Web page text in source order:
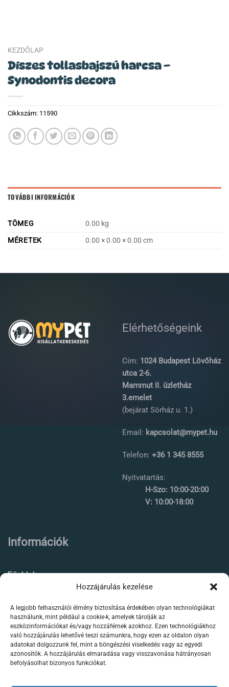
Hozzájárulás kezelése
A legjobb felhasználói élmény biztosítása érdekében olyan technológiákat
használunk, mint például a cookie-k, amelyek tárolják az
eszközinformációkat és/vagy hozzáférnek azokhoz. Ezen technológiákhoz
való hozzájárulás lehetővé teszi számunkra, hogy ezen az oldalon olyan
adatokat dolgozzunk fel, mint a böngészési viselkedés vagy az egyedi
azonosítók. A hozzájárulás elmaradása vagy visszavonása hátrányosan
befolyásolhat bizonyos funkciókat.
KEZDŐLAP
Díszes tollasbajszú harcsa –
Synodontis decora
Cikkszám: 11590
TOVÁBBI INFORMÁCIÓK
TÖMEG
0.00 kg
MÉRETEK
0.00 × 0.00 × 0.00 cm
Elérhetőségeink
Cím: 1024 Budapest Lövőház
utca 2-6.
Mammut II. üzletház
3.emelet
(bejárat Sörház u. 1.)
Email: kapcsolat@mypet.hu
Telefon: +36 1 345 8555
Nyitvatartás:
H-Szo: 10:00-20:00
V: 10:00-18:00
Információk
Főoldal
Élőállat kereskedés
Forgalmazott termékeink
Szaktanácsadás /